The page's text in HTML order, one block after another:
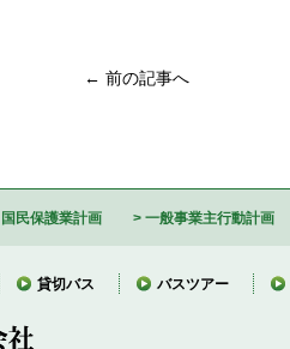
← 前の記事へ
国民保護業計画 一般事業主行動計画
貸切バス バスツアー